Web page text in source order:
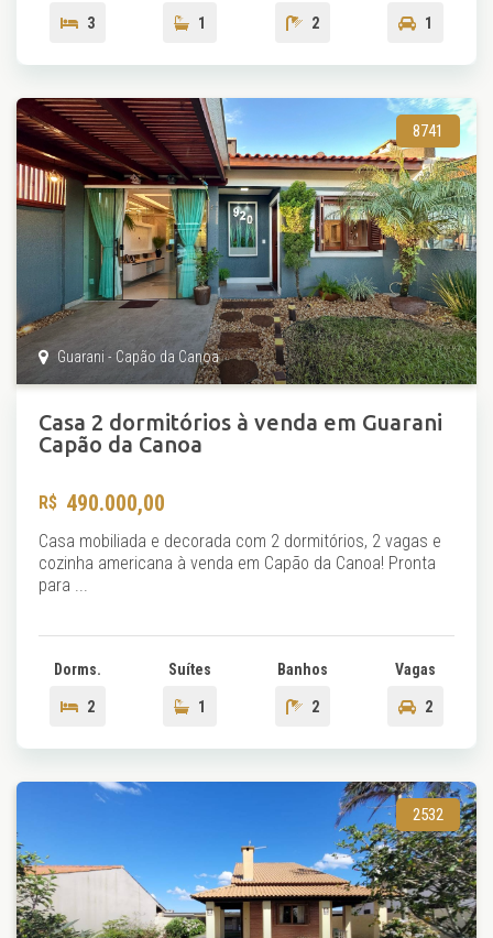
3 1 2 1
8741
Guarani - Capão da Canoa
Casa 2 dormitórios à venda em Guarani
Capão da Canoa
490.000,00
Casa mobiliada e decorada com 2 dormitórios, 2 vagas e
cozinha americana à venda em Capão da Canoa! Pronta
para ...
Dorms.
2
Suítes
1
Banhos
2
Vagas
2
2532